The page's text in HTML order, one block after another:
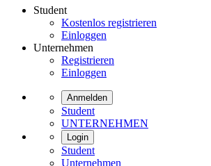
Student
Kostenlos registrieren
Einloggen
Unternehmen
Registrieren
Einloggen
Anmelden
Student
UNTERNEHMEN
Login
Student
Unternehmen